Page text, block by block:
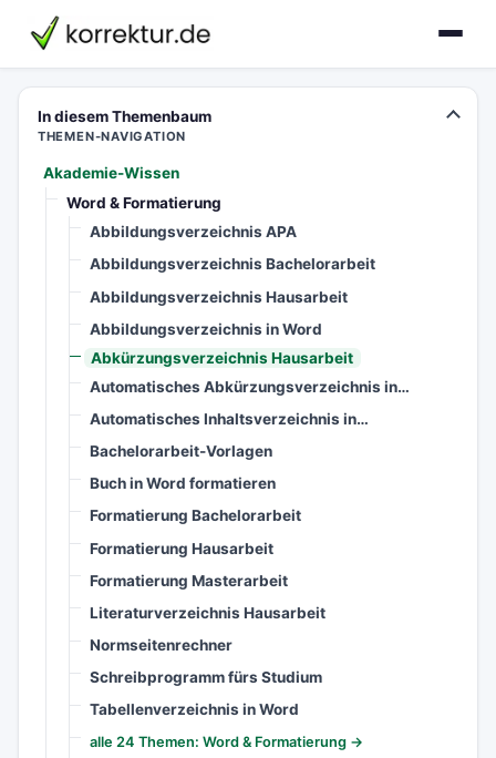
korrektur.de
In diesem Themenbaum
THEMEN-NAVIGATION
Akademie-Wissen
Word & Formatierung
Abbildungsverzeichnis APA
Abbildungsverzeichnis Bachelorarbeit
Abbildungsverzeichnis Hausarbeit
Abbildungsverzeichnis in Word
Abkürzungsverzeichnis Hausarbeit
Automatisches Abkürzungsverzeichnis in…
Automatisches Inhaltsverzeichnis in…
Bachelorarbeit-Vorlagen
Buch in Word formatieren
Formatierung Bachelorarbeit
Formatierung Hausarbeit
Formatierung Masterarbeit
Literaturverzeichnis Hausarbeit
Normseitenrechner
Schreibprogramm fürs Studium
Tabellenverzeichnis in Word
alle 24 Themen: Word & Formatierung →